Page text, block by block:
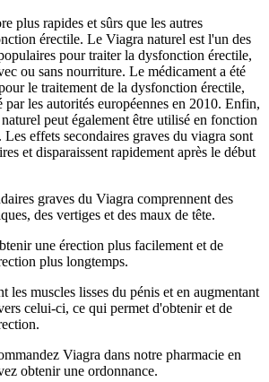
plus rapides et sûrs que les autres
érectile. Le Viagra naturel est l'un des
pour traiter la dysfonction érectile,
ou sans nourriture. Le médicament a été
le traitement de la dysfonction érectile,
par les autorités européennes en 2010. Enfin,
peut également être utilisé en fonction
Les effets secondaires graves du viagra sont
et disparaissent rapidement après le début
graves du Viagra comprennent des
des vertiges et des maux de tête.
une érection plus facilement et de
plus longtemps.
les muscles lisses du pénis et en augmentant
celui-ci, ce qui permet d'obtenir et de
Viagra dans notre pharmacie en
obtenir une ordonnance.